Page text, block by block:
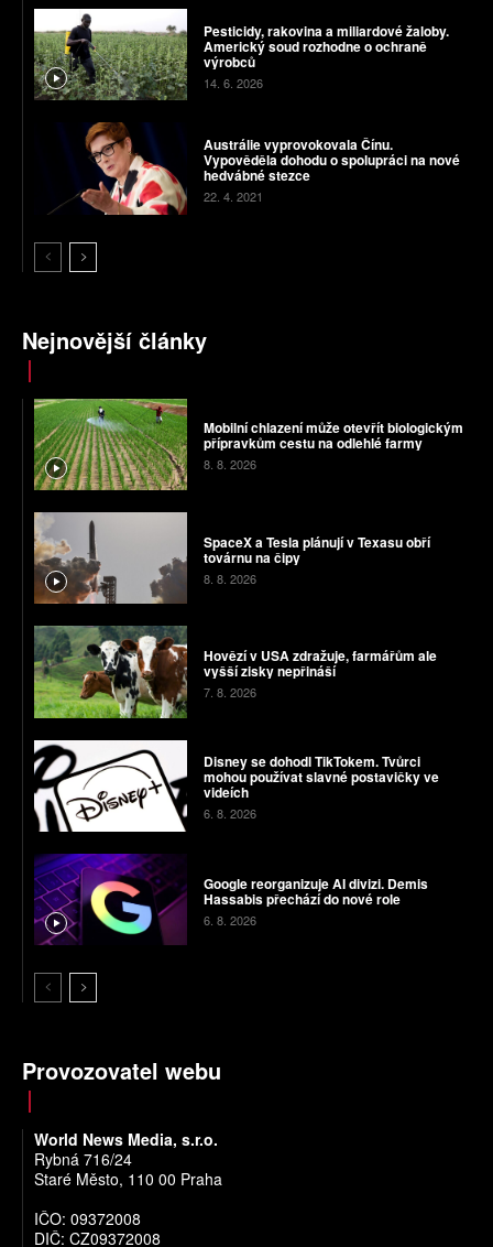
Pesticidy, rakovina a miliardové žaloby.
Americký soud rozhodne o ochraně
výrobců
14. 6. 2026
Austrálie vyprovokovala Čínu.
Vypověděla dohodu o spolupráci na nové
hedvábné stezce
22. 4. 2021
Nejnovější články
Mobilní chlazení může otevřít biologickým
přípravkům cestu na odlehlé farmy
8. 8. 2026
SpaceX a Tesla plánují v Texasu obří
továrnu na čipy
8. 8. 2026
Hovězí v USA zdražuje, farmářům ale
vyšší zisky nepřináší
7. 8. 2026
Disney se dohodl TikTokem. Tvůrci
mohou používat slavné postavičky ve
videích
6. 8. 2026
Google reorganizuje AI divizi. Demis
Hassabis přechází do nové role
6. 8. 2026
Provozovatel webu
World News Media, s.r.o.
Rybná 716/24
Staré Město, 110 00 Praha
IČO: 09372008
DIČ: CZ09372008